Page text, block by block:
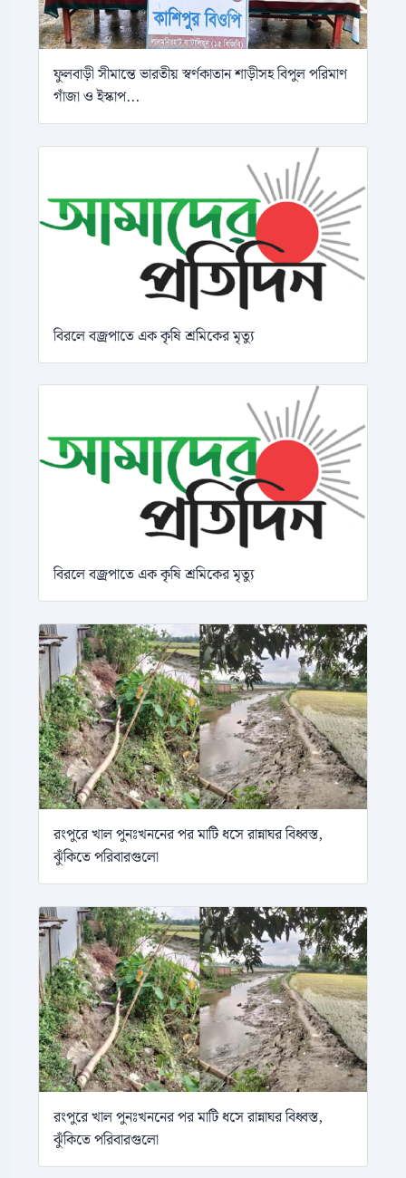
ফুলবাড়ী সীমান্তে ভারতীয় স্বর্ণকাতান শাড়ীসহ বিপুল পরিমাণ
গাঁজা ও ইস্কাপ...
বিরলে বজ্রপাতে এক কৃষি শ্রমিকের মৃত্যু
বিরলে বজ্রপাতে এক কৃষি শ্রমিকের মৃত্যু
রংপুরে খাল পুনঃখননের পর মাটি ধসে রান্নাঘর বিধ্বস্ত,
ঝুঁকিতে পরিবারগুলো
রংপুরে খাল পুনঃখননের পর মাটি ধসে রান্নাঘর বিধ্বস্ত,
ঝুঁকিতে পরিবারগুলো